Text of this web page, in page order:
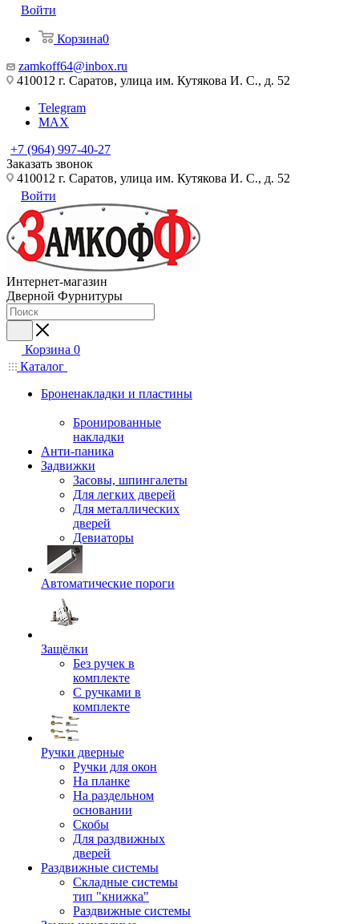
Войти
Корзина0
zamkoff64@inbox.ru
410012 г. Саратов, улица им. Кутякова И. С., д. 52
Telegram
MAX
+7 (964) 997-40-27
Заказать звонок
410012 г. Саратов, улица им. Кутякова И. С., д. 52
Войти
Интернет-магазин
Дверной Фурнитуры
Корзина 0
Каталог
Броненакладки и пластины
Бронированные
накладки
Анти-паника
Задвижки
Засовы, шпингалеты
Для легких дверей
Для металлических
дверей
Девиаторы
Автоматические пороги
Защёлки
Без ручек в
комплекте
С ручками в
комплекте
Ручки дверные
Ручки для окон
На планке
На раздельном
основании
Скобы
Для раздвижных
дверей
Раздвижные системы
Складные системы
тип "книжка"
Раздвижные системы